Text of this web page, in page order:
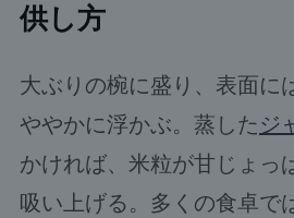
供し方
大ぶりの椀に盛り、表面に
ややかに浮かぶ。蒸したジ
かければ、米粒が甘じょっ
吸い上げる。多くの食卓で